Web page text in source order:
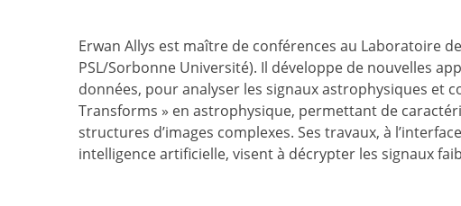
Erwan Allys est maître de conférences au Laboratoire
PSL/Sorbonne Université). Il développe de nouvelles
données, pour analyser les signaux astrophysiques et
Transforms » en astrophysique, permettant de
structures d’images complexes. Ses travaux, à
intelligence artificielle, visent à décrypter les signaux